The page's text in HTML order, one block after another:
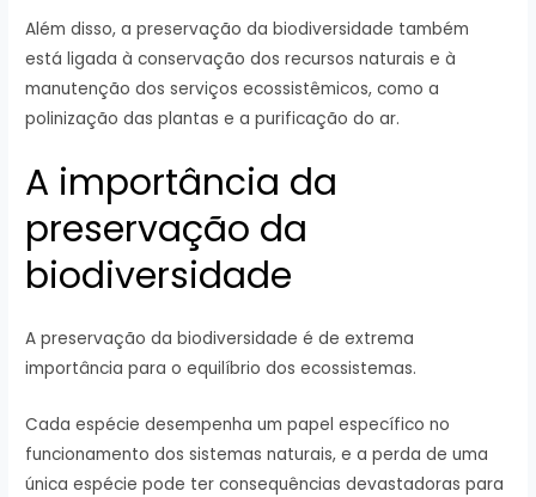
Além disso, a preservação da biodiversidade também
está ligada à conservação dos recursos naturais e à
manutenção dos serviços ecossistêmicos, como a
polinização das plantas e a purificação do ar.
A importância da
preservação da
biodiversidade
A preservação da biodiversidade é de extrema
importância para o equilíbrio dos ecossistemas.
Cada espécie desempenha um papel específico no
funcionamento dos sistemas naturais, e a perda de uma
única espécie pode ter consequências devastadoras para